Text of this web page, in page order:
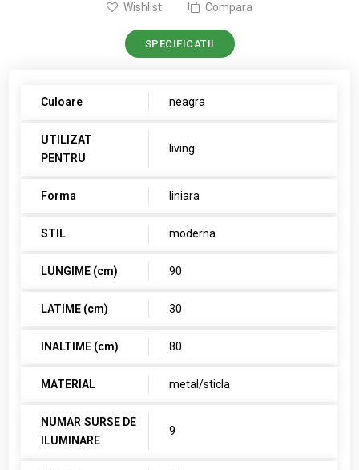
Wishlist Compara
SPECIFICATII
Culoare neagra
UTILIZAT
PENTRU
living
Forma liniara
STIL moderna
LUNGIME (cm) 90
LATIME (cm) 30
INALTIME (cm) 80
MATERIAL metal/sticla
NUMAR SURSE DE
ILUMINARE
9